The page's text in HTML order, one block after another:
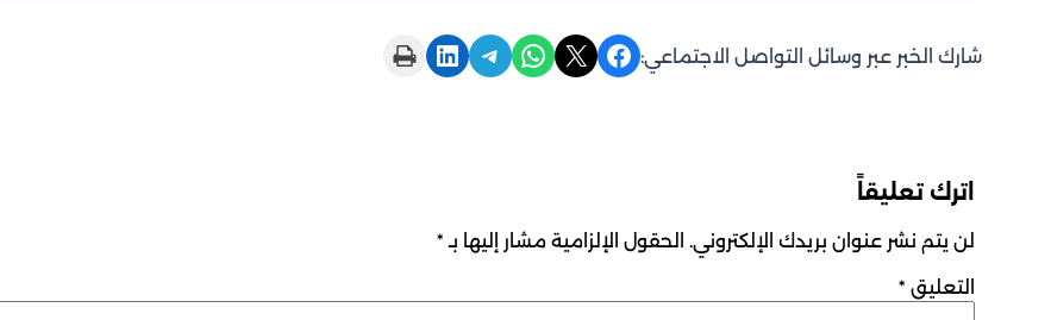
شارك الخبر عبر وسائل التواصل الاجتماعي: Share on Facebook
Share on X
Share on WhatsApp
Share on Telegram
Share on LinkedIn
Print this Page
اترك تعليقاً
لن يتم نشر عنوان بريدك الإلكتروني. الحقول الإلزامية مشار إليها بـ *
التعليق *